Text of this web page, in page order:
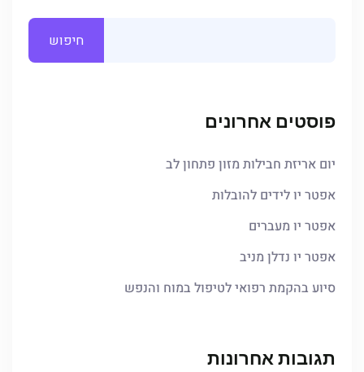
חיפוש
פוסטים אחרונים
יום אריזת חבילות מזון פתחון לב
אפטר יו לידים להובלות
אפטר יו מעברים
אפטר יו נדלן מניב
סיוע בהקמת רפואי לטיפול במוח והנפש
תגובות אחרונות